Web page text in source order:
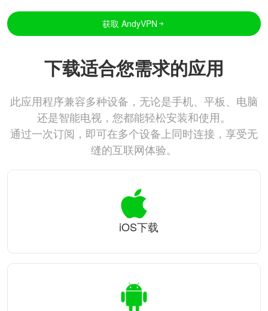
获取 AndyVPN
下载适合您需求的应用
此应用程序兼容多种设备，无论是手机、平板、电脑
还是智能电视，您都能轻松安装和使用。
通过一次订阅，即可在多个设备上同时连接，享受无
缝的互联网体验。
iOS下载